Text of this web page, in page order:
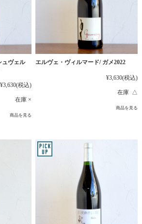
ュヴェル
¥3,630(税込)
在庫 ×
商品を見る
エルヴェ・ヴィルマード/ ガメ2022
¥3,630(税込)
在庫 △
商品を見る